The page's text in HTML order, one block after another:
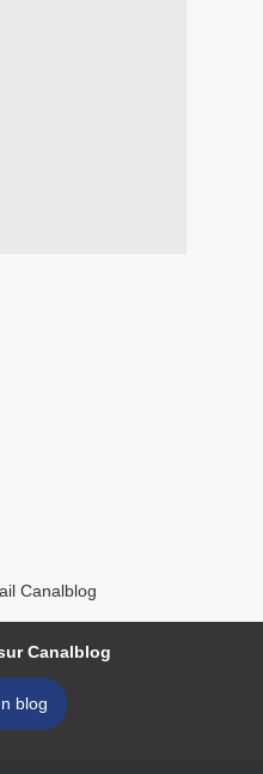
Canalblog
Canalblog
blog